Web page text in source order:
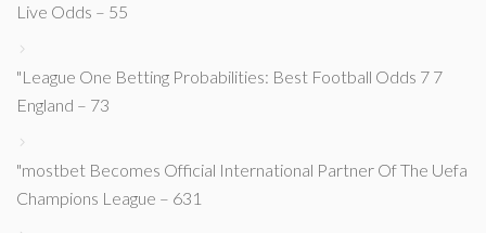
Live Odds – 55
"League One Betting Probabilities: Best Football Odds 7 7
England – 73
"mostbet Becomes Official International Partner Of The Uefa
Champions League – 631